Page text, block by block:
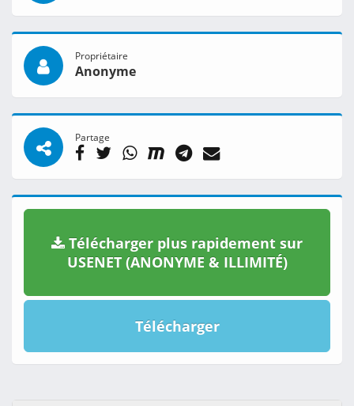
Propriétaire
Anonyme
Partage
Télécharger plus rapidement sur
USENET (ANONYME & ILLIMITÉ)
Télécharger